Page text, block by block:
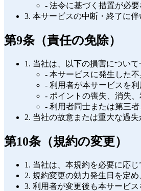
- 法令に基づく措置が必要
3. 本サービスの中断・終了に
第9条（責任の免除）
1. 当社は、以下の損害について
- 本サービスに発生した
- 利用者が本サービスを
- ポイントの喪失、消失
- 利用者同士または第三
2. 当社の故意または重大な過
第10条（規約の変更）
1. 当社は、本規約を必要に応
2. 規約変更の効力発生日を定
3. 利用者が変更後も本サービ